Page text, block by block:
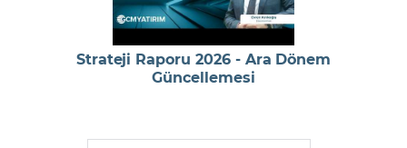
Strateji Raporu 2026 - Ara Dönem
Güncellemesi